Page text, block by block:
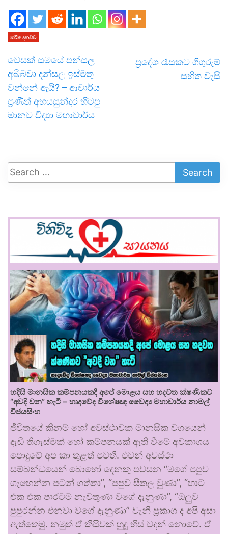
හරිත දනව්ව
වෙසක් සමයේ පන්සල
අබිබවා දන්සල ඉස්මතු
වන්නේ ඇයි? – ආචාර්ය
ප්‍රණීත් අභයසුන්දර හිටපු
මානව විද්‍යා මහාචාර්ය
ප්‍රදේශ රැසකට ගිගුරුම්
සහිත වැසි
හදිසි මානසික කම්පනයකදී අපේ මොළය සහ හදවත ක්ෂණිකව
“අවදි වන” හැටි – හෘදවේද විශේෂඥ වෛද්‍ය මහාචාර්ය නාමල්
විජයසිංහ
ජීවිතයේ කිනම් හෝ අවස්ථාවක මානසික වශයෙන්
දැඩි තිගැස්මක් හෝ කම්පනයක් ඇති වීමේ අවකාශය
පොදුවේ අප කා තුළත් පවතී. එවන් අවස්ථා
සම්බන්ධයෙන් බොහෝ දෙනකු පවසන “මගේ පපුව
ගැහෙන්න පටන් ගත්තා”, “පපුව සීතල වුණා”, “හාට්
එක එක පාරටම නැවතුණා වගේ දැනුණා”, “ඔලුව
පුපුරන්න එනවා වගේ දැනුණා” වැනි ප්‍රකාශ ද අපි අසා
ඇත්තෙමු. නමුත් ඒ කිසිවක් හුදු හිස් වදන් නොවේ. ඒ